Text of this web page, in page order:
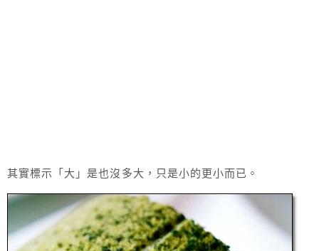
其實標示「大」是也沒多大，只是小的更小而已。